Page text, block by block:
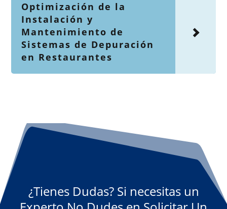
Optimización de la
Instalación y
Mantenimiento de
Sistemas de Depuración
en Restaurantes
¿Tienes Dudas? Si necesitas un